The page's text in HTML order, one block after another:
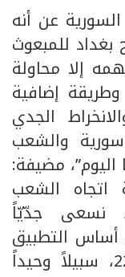
عن أنه
بغداد للمبعوث
إلا محاولة
إضافية
الجدي
والشعب
مضيفة:
الشعب
نسعى جدّيّاً
أساس التطبيق
الكامل لقرار مجلس الأمن 2254، سبيلاً وحيداً